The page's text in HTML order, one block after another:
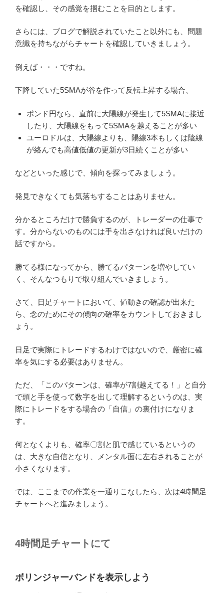
を確認し、その感覚を掴むことを目的とします。
さらには、ブログで解説されていたこと以外にも、問題
意識を持ちながらチャートを確認していきましょう。
例えば・・・ですね。
下降していた5SMAが谷を作って反転上昇する場合、
ポンド円なら、直前に大陽線が発生して5SMAに接近
したり、大陽線をもって5SMAを越えることが多い
ユーロドルは、大陽線よりも、陽線3本もしくは陰線
が絡んでも高値低値の更新が3日続くことが多い
などといった感じで、傾向を探ってみましょう。
発見できなくても気落ちすることはありません。
分かるところだけで勝負するのが、トレーダーの仕事で
す。分からないのものには手を出さなければ良いだけの
話ですから。
勝てる様になってから、勝てるパターンを増やしてい
く、そんなつもりで取り組んでいきましょう。
さて、日足チャートにおいて、値動きの確認が出来た
ら、念のためにその傾向の確率をカウントしておきまし
ょう。
日足で実際にトレードするわけではないので、厳密に確
率を気にする必要はありません。
ただ、「このパターンは、確率が7割越えてる！」と自分
で頭と手を使って数字を出して理解するというのは、実
際にトレードをする場合の「自信」の裏付けになりま
す。
何となくよりも、確率〇割と肌で感じているというの
は、大きな自信となり、メンタル面に左右されることが
小さくなります。
では、ここまでの作業を一通りこなしたら、次は4時間足
チャートへと進みましょう。
4時間足チャートにて
ボリンジャーバンドを表示しよう